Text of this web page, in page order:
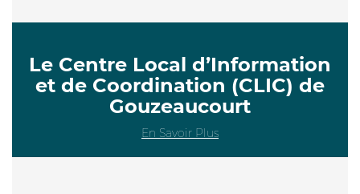
Le Centre Local d’Information
et de Coordination (CLIC) de
Gouzeaucourt
En Savoir Plus